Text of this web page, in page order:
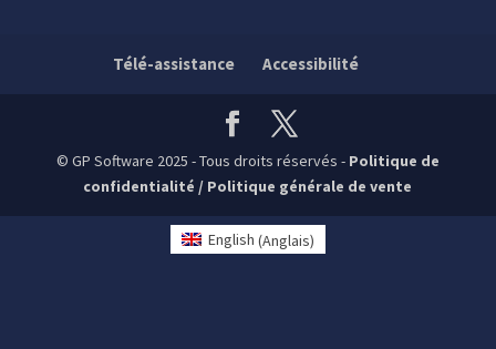
Télé-assistance Accessibilité
© GP Software 2025 - Tous droits réservés - Politique de
confidentialité / Politique générale de vente
English (Anglais)